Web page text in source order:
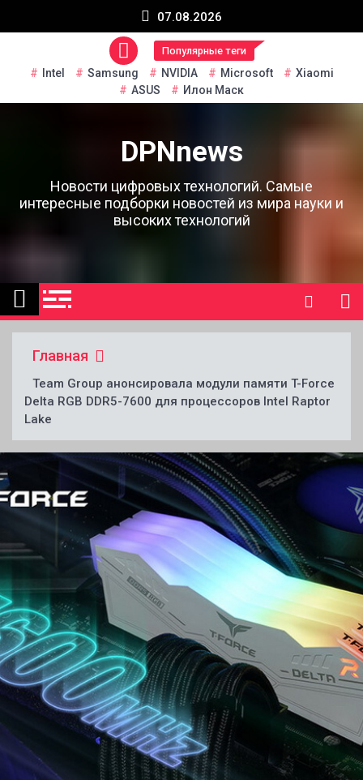
07.08.2026
Популярные теги
Intel Samsung NVIDIA Microsoft
Xiaomi
ASUS
Илон Маск
DPNnews
Новости цифровых технологий. Самые
интересные подборки новостей из мира науки и
высоких технологий
Главная
Team Group анонсировала модули памяти T-Force
Delta RGB DDR5-7600 для процессоров Intel Raptor
Lake